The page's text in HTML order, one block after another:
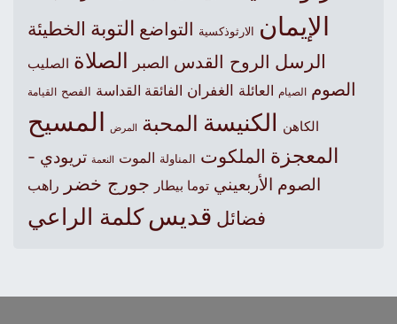
الإيمان الارثوذكسية التواضع التوبة الخطيئة
الرسل الروح القدس الصبر الصلاة الصليب
الصوم الصيام العائلة الغفران الفائقة القداسة الفصح القيامة
الكاهن الكنيسةالمحبة المرض المسيح
المعجزة الملكوت المناولة الموت النعمة تريودي -
الصوم الأربعيني توما بيطار جورج خضر راهب
فضائل قديس كلمة الراعي